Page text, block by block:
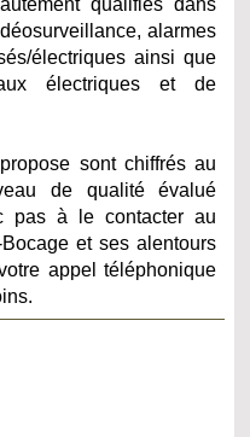
qualifiés dans
alarmes
électriques ainsi que
électriques et de
sont chiffrés au
de qualité évalué
pas à le contacter au
et ses alentours
appel téléphonique